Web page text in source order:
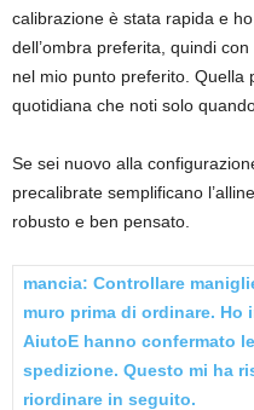
calibrazione è stata rapida e
dell’ombra preferita, quindi
nel mio punto preferito. Quella
quotidiana che noti solo quando
Se sei nuovo alla
precalibrate semplificano
robusto e ben pensato.
mancia: Controllare
muro prima di ordinare. Ho
AiutoE hanno confermato
spedizione. Questo mi ha
riordinare in seguito.